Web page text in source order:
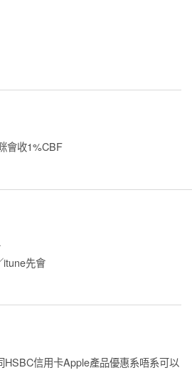
會收1%CBF
itune先會
HSBC信用卡Apple產品優惠系唔系可以